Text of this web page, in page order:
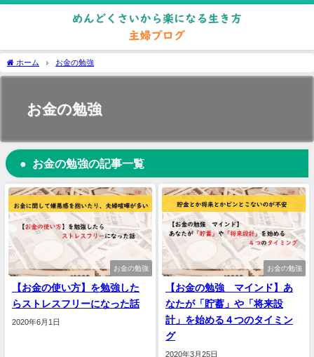
ホーム お金の勉強
お金の勉強
お金の勉強の記事一覧
お金の勉強
【お金の使い方】を勉強した
らストレスフリーになった話
2020年6月1日
お金の勉強
【お金の勉強 マインド】あ
なたが「貯蓄」や「将来設
計」を始める４つのタイミン
グ
2020年3月25日